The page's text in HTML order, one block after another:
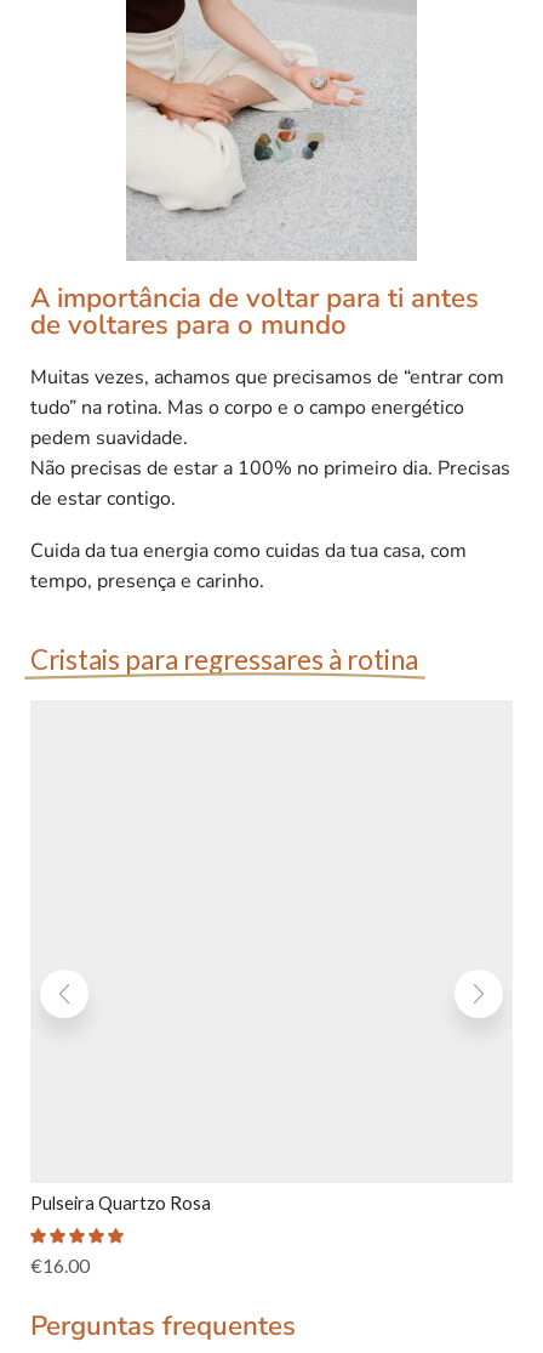
A importância de voltar para ti antes
de voltares para o mundo
Muitas vezes, achamos que precisamos de “entrar com
tudo” na rotina. Mas o corpo e o campo energético
pedem suavidade.
Não precisas de estar a 100% no primeiro dia. Precisas
de estar contigo.
Cuida da tua energia como cuidas da tua casa, com
tempo, presença e carinho.
Cristais para regressares à rotina
Pulseira Quartzo Rosa
€16.00
Perguntas frequentes